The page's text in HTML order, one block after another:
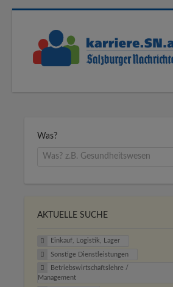
Was?
AKTUELLE SUCHE
Einkauf, Logistik, Lager
Sonstige Dienstleistungen
Betriebswirtschaftslehre /
Management